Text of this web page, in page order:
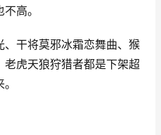
高。
、干将莫邪冰霜恋舞曲、猴
虎天狼狩猎者都是下架超